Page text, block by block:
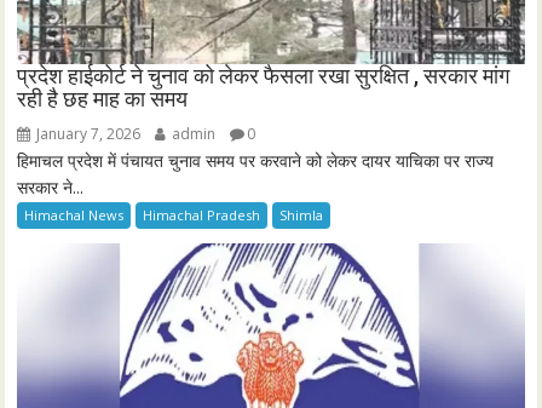
प्रदेश हाईकोर्ट ने चुनाव को लेकर फैसला रखा सुरक्षित , सरकार मांग
रही है छह माह का समय
January 7, 2026 admin 0
हिमाचल प्रदेश में पंचायत चुनाव समय पर करवाने को लेकर दायर याचिका पर राज्य
सरकार ने...
Himachal News Himachal Pradesh Shimla